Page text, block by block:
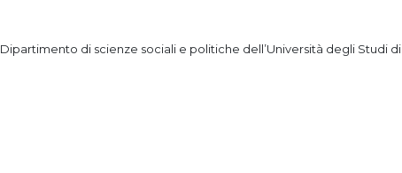
di scienze sociali e politiche dell’Università degli Studi di